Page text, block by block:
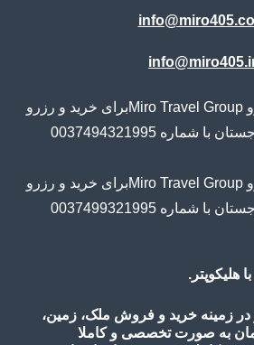
هلیکوپتر.
زمینه خرید و فروش ملک، زمین،
به صورت تخصصی و کاملا